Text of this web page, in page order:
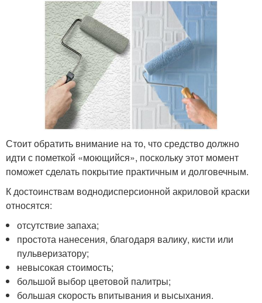
Стоит обратить внимание на то, что средство должно
идти с пометкой «моющийся», поскольку этот момент
поможет сделать покрытие практичным и долговечным.
К достоинствам воднодисперсионной акриловой краски
относятся:
отсутствие запаха;
простота нанесения, благодаря валику, кисти или
пульверизатору;
невысокая стоимость;
большой выбор цветовой палитры;
большая скорость впитывания и высыхания.